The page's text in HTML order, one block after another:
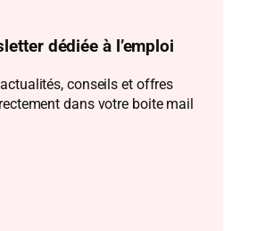
dédiée à l’emploi
conseils et offres
dans votre boite mail